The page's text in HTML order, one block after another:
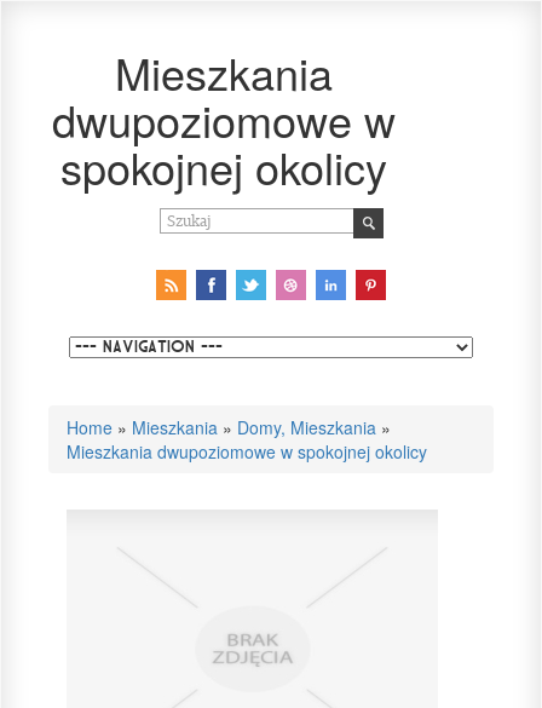
Mieszkania
dwupoziomowe w
spokojnej okolicy
Home » Mieszkania » Domy, Mieszkania »
Mieszkania dwupoziomowe w spokojnej okolicy